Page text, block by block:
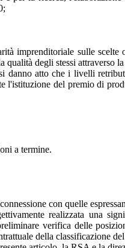
imprenditoriale sulle
degli stessi
atto che i livelli
del premio di
a termine.
con quelle
realizzata una
verifica delle
della classificazione